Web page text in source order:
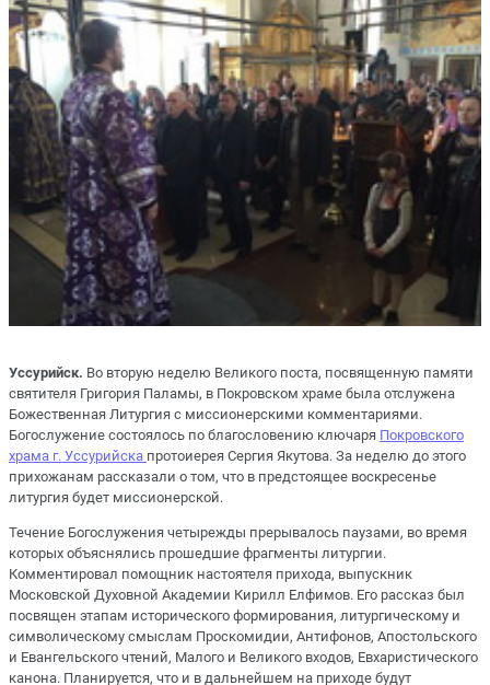
Уссурийск. Во вторую неделю Великого поста, посвященную памяти
святителя Григория Паламы, в Покровском храме была отслужена
Божественная Литургия с миссионерскими комментариями.
Богослужение состоялось по благословению ключаря Покровского
храма г. Уссурийска протоиерея Сергия Якутова. За неделю до этого
прихожанам рассказали о том, что в предстоящее воскресенье
литургия будет миссионерской.
Течение Богослужения четырежды прерывалось паузами, во время
которых объяснялись прошедшие фрагменты литургии.
Комментировал помощник настоятеля прихода, выпускник
Московской Духовной Академии Кирилл Елфимов. Его рассказ был
посвящен этапам исторического формирования, литургическому и
символическому смыслам Проскомидии, Антифонов, Апостольского
и Евангельского чтений, Малого и Великого входов, Евхаристического
канона. Планируется, что и в дальнейшем на приходе будут